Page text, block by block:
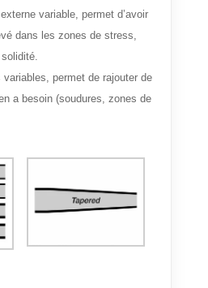
variable, permet d’avoir
dans les zones de stress,
variables, permet de rajouter de
a besoin (soudures, zones de